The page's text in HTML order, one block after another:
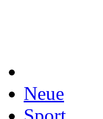
Neue